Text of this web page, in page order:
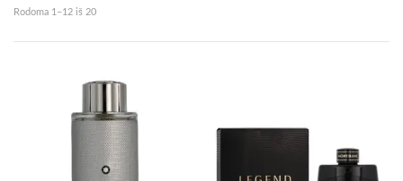
Rodoma 1–12 iš 20Rūšiuojama pagal naujausią